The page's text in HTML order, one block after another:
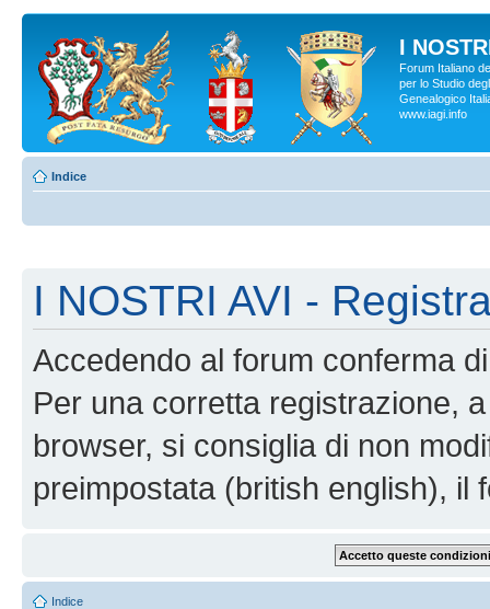
I
Forum Italiano
per lo Studio
Genealogico
www.iagi.info
Indice
I NOSTRI AVI -
Accedendo al forum conferma
Per una corretta registrazione,
browser, si consiglia di non
preimpostata (british english), il
Indice